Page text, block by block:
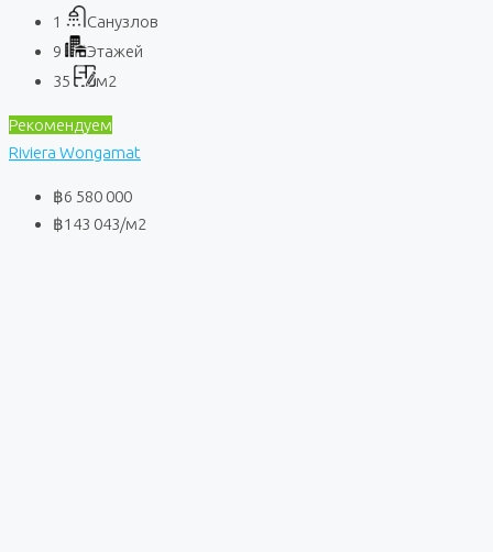
1
Санузлов
9
Этажей
35
м2
Рекомендуем
Riviera Wongamat
฿6 580 000
฿143 043/м2